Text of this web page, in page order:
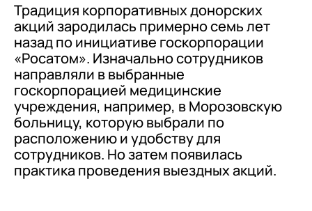
Традиция корпоративных донорских
акций зародилась примерно семь лет
назад по инициативе госкорпорации
«Росатом». Изначально сотрудников
направляли в выбранные
госкорпорацией медицинские
учреждения, например, в Морозовскую
больницу, которую выбрали по
расположению и удобству для
сотрудников. Но затем появилась
практика проведения выездных акций.